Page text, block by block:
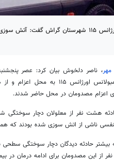
مهر، ناصر دلخوش بیان کرد: عصر
به محل اعزام و از هلال احمر
اعزام مصدومان در محل حاضر شدند.
هشت نفر از معلولان دچار سوختگی
ناشی از اتش سوزی شده بودند که
بیشتر حادثه دیدگان دچار سوختگی سطحی